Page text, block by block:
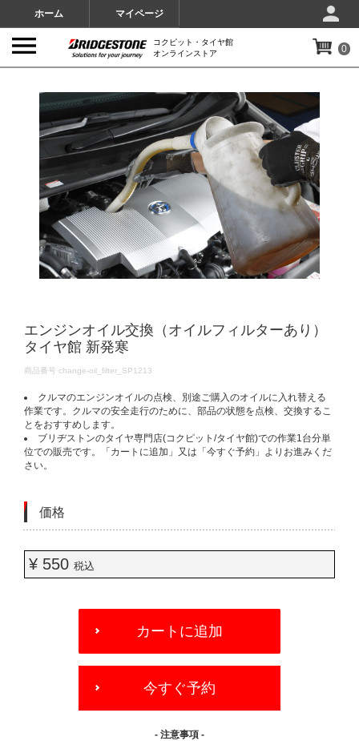
ホーム マイページ
コクピット・タイヤ館
オンラインストア
0
エンジンオイル交換（オイルフィルターあり）
タイヤ館 新発寒
DETAILS
商品番号 change-oil_filter_SP1213
クルマのエンジンオイルの点検、別途ご購入のオイルに入れ替える
作業です。クルマの安全走行のために、部品の状態を点検、交換するこ
とをおすすめします。
ブリヂストンのタイヤ専門店(コクピット/タイヤ館)での作業1台分単
位での販売です。「カートに追加」又は「今すぐ予約」よりお進みくだ
さい。
価格
¥ 550 税込
OPTIONS
カートに追加
今すぐ予約
- 注意事項 -